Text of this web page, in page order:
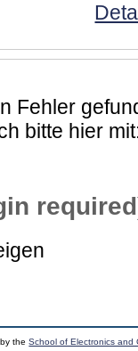
Fehler
bitte hier
by theSchool of Electronics and